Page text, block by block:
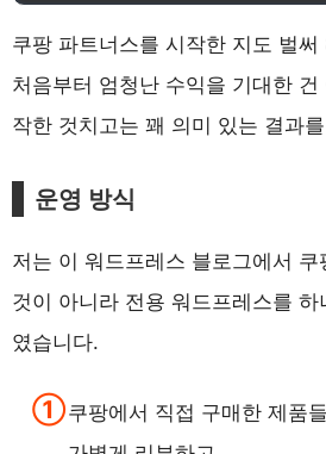
쿠팡 파트너스를 시작한 지도 벌
처음부터 엄청난 수익을 기대한
작한 것치고는 꽤 의미 있는 결과
운영 방식
저는 이 워드프레스 블로그에서
것이 아니라 전용 워드프레스를
였습니다.
쿠팡에서 직접 구매한 제품